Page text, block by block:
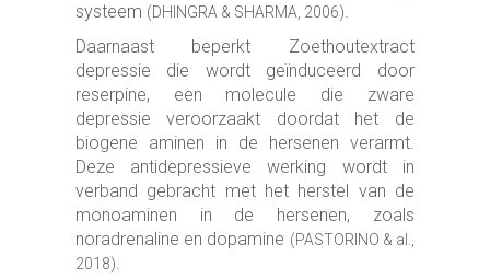
systeem (DHINGRA & SHARMA, 2006).
Daarnaast beperkt Zoethoutextract
depressie die wordt geïnduceerd door
reserpine, een molecule die zware
depressie veroorzaakt doordat het de
biogene aminen in de hersenen verarmt.
Deze antidepressieve werking wordt in
verband gebracht met het herstel van de
monoaminen in de hersenen, zoals
noradrenaline en dopamine (PASTORINO & al.,
2018).